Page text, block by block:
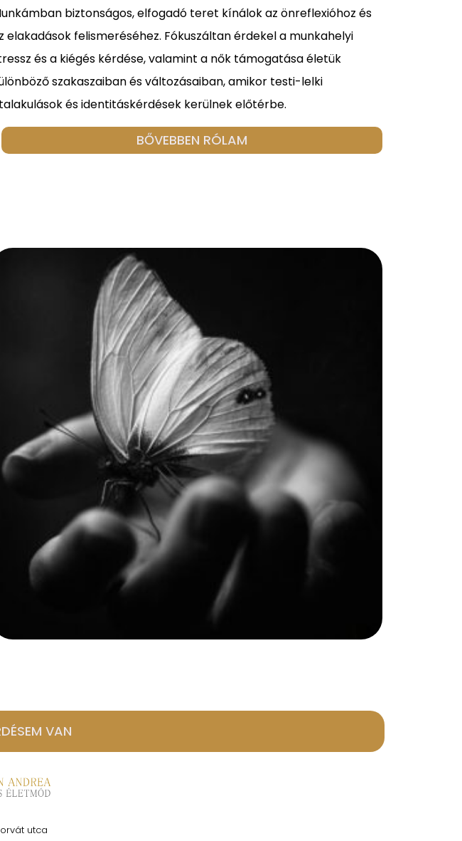
biztonságos, elfogadó teret kínálok az önreflexióhoz és
elakadások felismeréséhez. Fókuszáltan érdekel a munkahelyi
és a kiégés kérdése, valamint a nők támogatása életük
szakaszaiban és változásaiban, amikor testi-lelki
és identitáskérdések kerülnek előtérbe.
BŐVEBBEN RÓLAM
VAN
utca